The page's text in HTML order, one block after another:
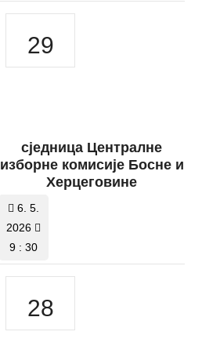
29
сједница Централне
изборне комисије Босне и
Херцеговине
6. 5.
2026
9 : 30
28